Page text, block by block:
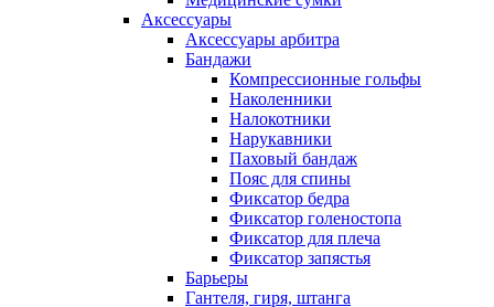
Аксессуары
Аксессуары арбитра
Бандажи
Компрессионные гольфы
Наколенники
Налокотники
Нарукавники
Паховый бандаж
Пояс для спины
Фиксатор бедра
Фиксатор голеностопа
Фиксатор для плеча
Фиксатор запястья
Барьеры
Гантеля, гиря, штанга